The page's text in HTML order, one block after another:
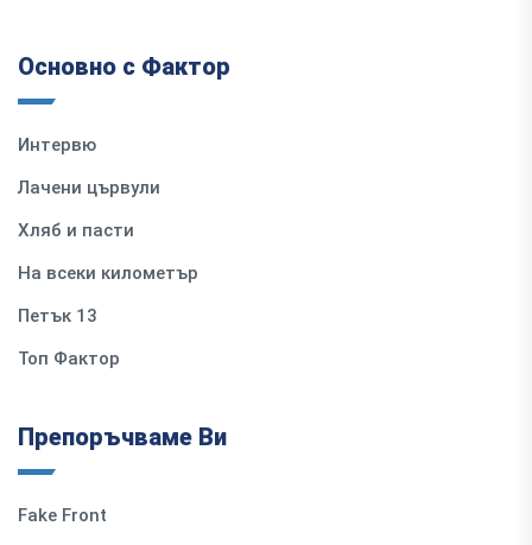
Основно с Фактор
Интервю
Лачени цървули
Хляб и пасти
На всеки километър
Петък 13
Топ Фактор
Препоръчваме Ви
Fake Front